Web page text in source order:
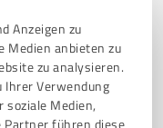
Anzeigen zu
Medien anbieten zu
zu analysieren.
Ihrer Verwendung
soziale Medien,
Partner führen diese
touristik.de